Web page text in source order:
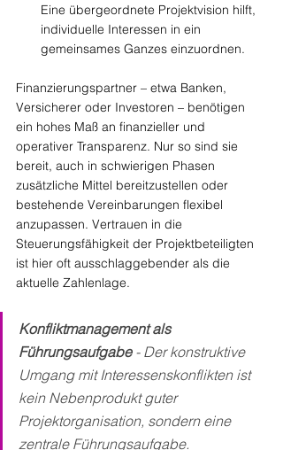
Eine übergeordnete Projektvision hilft,
individuelle Interessen in ein
gemeinsames Ganzes einzuordnen.
Finanzierungspartner – etwa Banken,
Versicherer oder Investoren – benötigen
ein hohes Maß an finanzieller und
operativer Transparenz. Nur so sind sie
bereit, auch in schwierigen Phasen
zusätzliche Mittel bereitzustellen oder
bestehende Vereinbarungen flexibel
anzupassen. Vertrauen in die
Steuerungsfähigkeit der Projektbeteiligten
ist hier oft ausschlaggebender als die
aktuelle Zahlenlage.
Konfliktmanagement als
Führungsaufgabe - Der konstruktive
Umgang mit Interessenskonflikten ist
kein Nebenprodukt guter
Projektorganisation, sondern eine
zentrale Führungsaufgabe.